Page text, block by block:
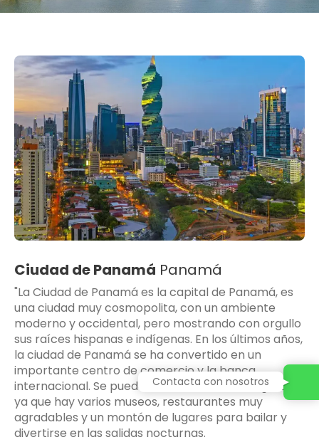
Ciudad de Panamá Panamá
"La Ciudad de Panamá es la capital de Panamá, es
una ciudad muy cosmopolita, con un ambiente
moderno y occidental, pero mostrando con orgullo
sus raíces hispanas e indígenas. En los últimos años,
la ciudad de Panamá se ha convertido en un
importante centro de comercio y la banca
internacional. Se puede satisfacer todos los gustos,
ya que hay varios museos, restaurantes muy
agradables y un montón de lugares para bailar y
divertirse en las salidas nocturnas.
Contacta con nosotros